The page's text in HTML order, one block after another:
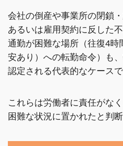
会社の倒産や事業所の閉鎖
あるいは雇用契約に反した
通勤が困難な場所（往復4時
安あり）への転勤命令）も
認定される代表的なケースで
これらは労働者に責任がな
困難な状況に置かれたと判